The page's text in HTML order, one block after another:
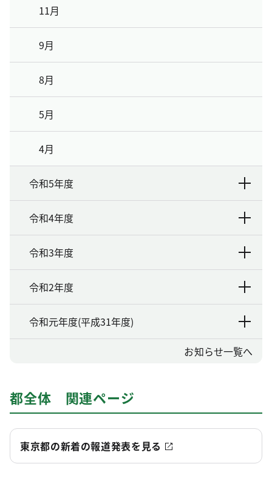
11月
9月
8月
5月
4月
令和5年度
令和4年度
令和3年度
令和2年度
令和元年度(平成31年度)
お知らせ一覧へ
都全体 関連ページ
東京都の新着の報道発表を見る